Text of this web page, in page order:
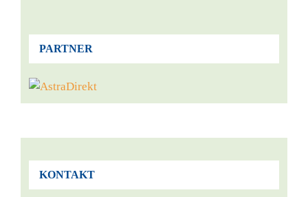
KONTAKT
PARTNER